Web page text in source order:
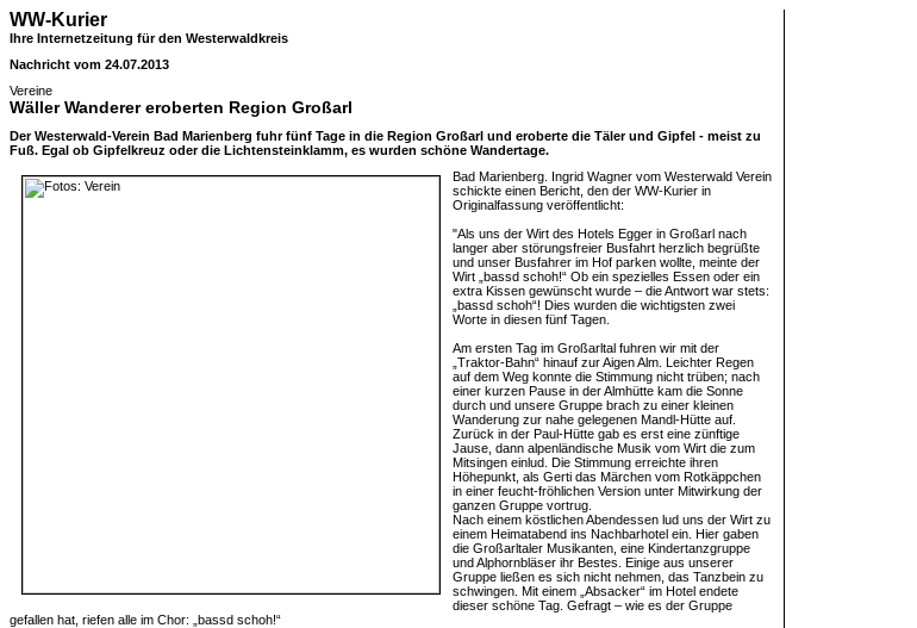
WW-Kurier
Ihre Internetzeitung für den Westerwaldkreis
Nachricht vom 24.07.2013
Vereine
Wäller Wanderer eroberten Region Großarl
Der Westerwald-Verein Bad Marienberg fuhr fünf Tage in die Region Großarl und eroberte die Täler und Gipfel - meist zu
Fuß. Egal ob Gipfelkreuz oder die Lichtensteinklamm, es wurden schöne Wandertage.
Bad Marienberg. Ingrid Wagner vom Westerwald Verein
schickte einen Bericht, den der WW-Kurier in
Originalfassung veröffentlicht:
"Als uns der Wirt des Hotels Egger in Großarl nach
langer aber störungsfreier Busfahrt herzlich begrüßte
und unser Busfahrer im Hof parken wollte, meinte der
Wirt „bassd schoh!“ Ob ein spezielles Essen oder ein
extra Kissen gewünscht wurde – die Antwort war stets:
„bassd schoh“! Dies wurden die wichtigsten zwei
Worte in diesen fünf Tagen.
Am ersten Tag im Großarltal fuhren wir mit der
„Traktor-Bahn“ hinauf zur Aigen Alm. Leichter Regen
auf dem Weg konnte die Stimmung nicht trüben; nach
einer kurzen Pause in der Almhütte kam die Sonne
durch und unsere Gruppe brach zu einer kleinen
Wanderung zur nahe gelegenen Mandl-Hütte auf.
Zurück in der Paul-Hütte gab es erst eine zünftige
Jause, dann alpenländische Musik vom Wirt die zum
Mitsingen einlud. Die Stimmung erreichte ihren
Höhepunkt, als Gerti das Märchen vom Rotkäppchen
in einer feucht-fröhlichen Version unter Mitwirkung der
ganzen Gruppe vortrug.
Nach einem köstlichen Abendessen lud uns der Wirt zu
einem Heimatabend ins Nachbarhotel ein. Hier gaben
die Großarltaler Musikanten, eine Kindertanzgruppe
und Alphornbläser ihr Bestes. Einige aus unserer
Gruppe ließen es sich nicht nehmen, das Tanzbein zu
schwingen. Mit einem „Absacker“ im Hotel endete
dieser schöne Tag. Gefragt – wie es der Gruppe
gefallen hat, riefen alle im Chor: „bassd schoh!“